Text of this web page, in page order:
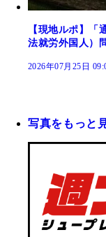
【現地ルポ】「
法就労外国人）
2026年07月25日
写真をもっと